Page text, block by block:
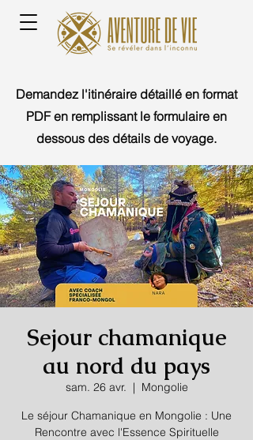
Demandez l'itinéraire détaillé en format
PDF en remplissant le formulaire en
dessous des détails de voyage.
Sejour chamanique
au nord du pays
sam. 26 avr.
  |
Mongolie
Le séjour Chamanique en Mongolie : Une
Rencontre avec l'Essence Spirituelle